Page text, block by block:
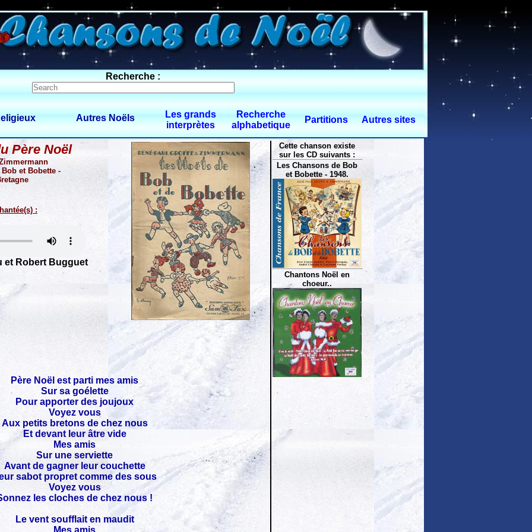
0 $limitbot 1 $limittot 2
Recherche :
Autres Noëls
Les grands
interprètes
Recherche
alphabetique
Partitions Autres sites
Père Noël
et Bobette -
:
et Robert Bugguet
Père Noël est parti mes amis
Sur sa goélette
Pour apporter des joujoux
Voyez vous
Aux petits bretons de chez nous
Et devant leur âtre vide
Mes amis
Sur une serviette
Avant de gagner leur couchette
sabot propret comme des sous
Voyez vous
les cloches de chez nous !
Le vent soufflait en maudit
Mes amis
Cette chanson existe
sur les CD suivants :
Les Chansons de Bob
et Bobette - 1948.
Chantons Noël en
choeur..